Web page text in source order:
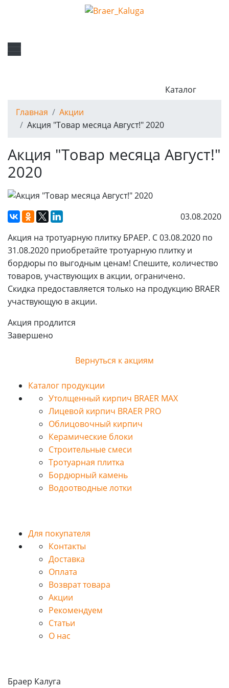
Каталог
Главная
Акции
Акция "Товар месяца Август!" 2020
Акция "Товар месяца Август!"
2020
03.08.2020
Акция на тротуарную плитку БРАЕР. С 03.08.2020 по
31.08.2020 приобретайте тротуарную плитку и
бордюры по выгодным ценам! Спешите, количество
товаров, участвующих в акции, ограничено.
Скидка предоставляется только на продукцию BRAER
участвующую в акции.
Акция продлится
Завершено
Вернуться к акциям
Каталог продукции
Утолщенный кирпич BRAER MAX
Лицевой кирпич BRAER PRO
Облицовочный кирпич
Керамические блоки
Строительные смеси
Тротуарная плитка
Бордюрный камень
Водоотводные лотки
Для покупателя
Контакты
Доставка
Оплата
Возврат товара
Акции
Рекомендуем
Статьи
О нас
Браер Калуга